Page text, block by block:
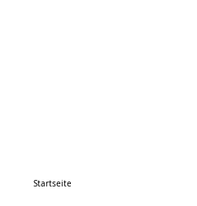
Startseite